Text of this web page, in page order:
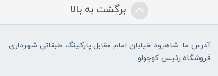
برگشت به بالا
آدرس ما: شاهرود خیابان امام مقابل پارکینگ طبقاتی شهرداری
فروشگاه رئیس کوچولو